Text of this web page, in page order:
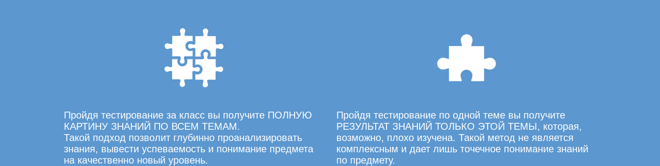
Пройдя тестирование за класс вы получите ПОЛНУЮ
КАРТИНУ ЗНАНИЙ ПО ВСЕМ ТЕМАМ.
Такой подход позволит глубинно проанализировать
знания, вывести успеваемость и понимание предмета
на качественно новый уровень.
Пройдя тестирование по одной теме вы получите
РЕЗУЛЬТАТ ЗНАНИЙ ТОЛЬКО ЭТОЙ ТЕМЫ, которая,
возможно, плохо изучена. Такой метод не является
комплексным и дает лишь точечное понимание знаний
по предмету.